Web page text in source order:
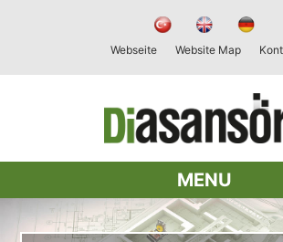
Webseite Website Map
MENU